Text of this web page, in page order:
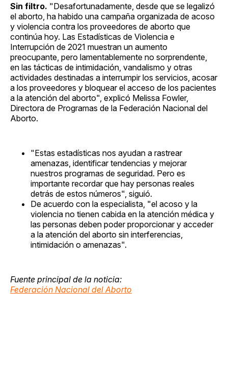
Sin filtro. "Desafortunadamente, desde que se legalizó
el aborto, ha habido una campaña organizada de acoso
y violencia contra los proveedores de aborto que
continúa hoy. Las Estadísticas de Violencia e
Interrupción de 2021 muestran un aumento
preocupante, pero lamentablemente no sorprendente,
en las tácticas de intimidación, vandalismo y otras
actividades destinadas a interrumpir los servicios, acosar
a los proveedores y bloquear el acceso de los pacientes
a la atención del aborto", explicó Melissa Fowler,
Directora de Programas de la Federación Nacional del
Aborto.
"Estas estadísticas nos ayudan a rastrear
amenazas, identificar tendencias y mejorar
nuestros programas de seguridad. Pero es
importante recordar que hay personas reales
detrás de estos números", siguió.
De acuerdo con la especialista, "el acoso y la
violencia no tienen cabida en la atención médica y
las personas deben poder proporcionar y acceder
a la atención del aborto sin interferencias,
intimidación o amenazas".
Fuente principal de la noticia:
Federación Nacional del Aborto